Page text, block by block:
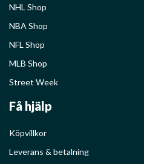
NHL Shop
NBA Shop
NFL Shop
MLB Shop
Street Week
Få hjälp
Köpvillkor
Leverans & betalning